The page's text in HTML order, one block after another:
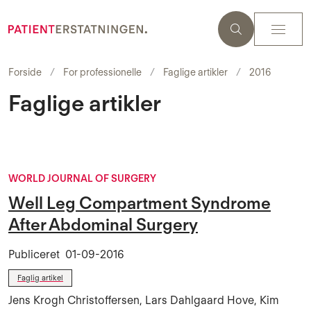
Forside For professionelle Faglige artikler 2016
Faglige artikler
WORLD JOURNAL OF SURGERY
Well Leg Compartment Syndrome
After Abdominal Surgery
Publiceret 01-09-2016
Faglig artikel
Jens Krogh Christoffersen, Lars Dahlgaard Hove, Kim